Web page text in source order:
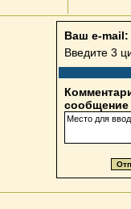
Ваш e-mail:
Введите 3